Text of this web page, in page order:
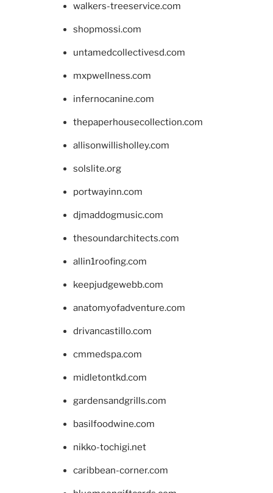
walkers-treeservice.com
shopmossi.com
untamedcollectivesd.com
mxpwellness.com
infernocanine.com
thepaperhousecollection.com
allisonwillisholley.com
solslite.org
portwayinn.com
djmaddogmusic.com
thesoundarchitects.com
allin1roofing.com
keepjudgewebb.com
anatomyofadventure.com
drivancastillo.com
cmmedspa.com
midletontkd.com
gardensandgrills.com
basilfoodwine.com
nikko-tochigi.net
caribbean-corner.com